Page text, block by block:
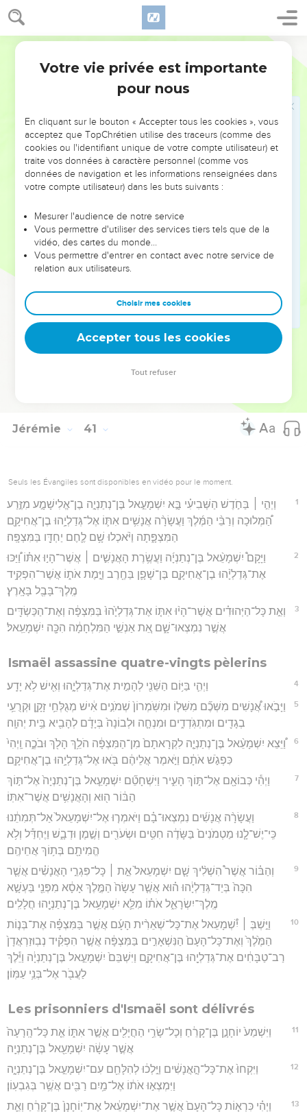
Jérémie 40
וְאַתֶּ֡ם אִסְפוּ֩ יַ֨יִן וְקַ֜יִץ וְשֶׁ֗מֶן וְשִׂ֙מוּ֙ בִּכְלֵיכֶ֔ם וּשְׁב֖וּ בְּעָרֵיכֶ֥ם
וְגַ֣ם כָּֽל־הַיְּהוּדִ֡ים אֲשֶׁר־בְּמוֹאָ֣ב ׀ וּבִבְנֵֽי־עַמּ֨וֹן וּבֶאֱד֜וֹם וַאֲשֶׁ֤ר
בְּכָל־הָֽאֲרָצוֹת֙ שָֽׁמְע֔וּ כִּֽי־נָתַ֧ן מֶֽלֶךְ־בָּבֶ֛ל שְׁאֵרִ֖ית לִֽיהוּדָ֑ה וְכִי֙ הִפְקִ֣יד
עֲלֵיהֶ֔ם אֶת־גְּדַלְיָ֖הוּ בֶּן־אֲחִיקָ֥ם בֶּן־שָׁפָֽן׃
12
אֶֽרֶץ־יְהוּדָ֛ה אֶל־גְּדַלְיָ֖הוּ הַמִּצְפָּ֑תָה וַיַּאַסְפ֛וּ יַ֥יִן וָקַ֖יִץ הַרְבֵּ֥ה מְאֹֽד׃
L'assassinat de Guedalia
וְיֽוֹחָנָן֙ בֶּן־קָרֵ֔חַ וְכָל־שָׂרֵ֥י הַחֲיָלִ֖ים אֲשֶׁ֣ר בַּשָּׂדֶ֑ה בָּ֥אוּ אֶל־גְּדַלְיָ֖הוּ
וַיֹּאמְר֣וּ אֵלָ֗יו הֲיָדֹ֤עַ תֵּדַע֙ כִּ֞י בַּעֲלִ֣יס ׀ מֶ֣לֶךְ בְּנֵֽי־עַמּ֗וֹן שָׁלַח֙
אֶת־יִשְׁמָעֵ֣אל בֶּן־נְתַנְיָ֔ה לְהַכֹּתְךָ֖ נָ֑פֶשׁ וְלֹא־הֶאֱמִ֣ין לָהֶ֔ם גְּדַלְיָ֖הוּ
בֶּן־אֲחִיקָֽם׃
וְיוֹחָנָ֣ן בֶּן־קָרֵ֡חַ אָמַ֣ר אֶל־גְּדַלְיָהוּ֩ בַסֵּ֨תֶר בַּמִּצְפָּ֜ה לֵאמֹ֗ר אֵ֤לְכָה נָּא֙
כָּל־יְהוּדָ֔ה הַנִּקְבָּצִ֣ים אֵלֶ֔יךָ וְאָבְדָ֖ה שְׁאֵרִ֥ית יְהוּדָֽה׃
וַיֹּ֨אמֶר גְּדַלְיָ֤הוּ בֶן־אֲחִיקָם֙ אֶל־יוֹחָנָ֣ן בֶּן־קָרֵ֔חַ אַֽל־*תעש **תַּעֲשֵׂ֖ה
אֶת־הַדָּבָ֣ר הַזֶּ֑ה כִּֽי־שֶׁ֛קֶר אַתָּ֥ה דֹבֵ֖ר אֶל־יִשְׁמָעֵֽאל׃
Hébreu : © Westminster Leningrad Codex - tanach.us --- Grec : © 2010 by the
Jérémie 41
Seuls les Évangiles sont disponibles en vidéo pour le moment.
1
וַיְהִ֣י ׀ בַּחֹ֣דֶשׁ הַשְּׁבִיעִ֗י בָּ֣א יִשְׁמָעֵ֣אל בֶּן־נְתַנְיָ֣ה בֶן־אֱלִישָׁמָ֣ע מִזֶּ֣רַע
הַ֠מְּלוּכָה וְרַבֵּ֨י הַמֶּ֜לֶךְ וַעֲשָׂרָ֨ה אֲנָשִׁ֥ים אִתּ֛וֹ אֶל־גְּדַלְיָ֥הוּ בֶן־אֲחִיקָ֖ם
הַמִּצְפָּ֑תָה וַיֹּ֨אכְלוּ שָׁ֥ם לֶ֛חֶם יַחְדָּ֖ו בַּמִּצְפָּֽה׃
2
וַיָּקָם֩ יִשְׁמָעֵ֨אל בֶּן־נְתַנְיָ֜ה וַעֲשֶׂ֥רֶת הָאֲנָשִׁ֣ים ׀ אֲשֶׁר־הָי֣וּ אִתּ֗וֹ וַ֠יַּכּוּ
אֶת־גְּדַלְיָ֨הוּ בֶן־אֲחִיקָ֧ם בֶּן־שָׁפָ֛ן בַּחֶ֖רֶב וַיָּ֣מֶת אֹת֑וֹ אֲשֶׁר־הִפְקִ֥יד
מֶֽלֶךְ־בָּבֶ֖ל בָּאָֽרֶץ׃
3
וְאֵ֣ת כָּל־הַיְּהוּדִ֗ים אֲשֶׁר־הָי֨וּ אִתּ֤וֹ אֶת־גְּדַלְיָ֙הוּ֙ בַּמִּצְפָּ֔ה וְאֶת־הַכַּשְׂדִּ֖ים
אֲשֶׁ֣ר נִמְצְאוּ־שָׁ֑ם אֵ֚ת אַנְשֵׁ֣י הַמִּלְחָמָ֔ה הִכָּ֖ה יִשְׁמָעֵֽאל׃
Ismaël assassine quatre-vingts pèlerins
4 וַיְהִ֛י בַּיּ֥וֹם הַשֵּׁנִ֖י לְהָמִ֣ית אֶת־גְּדַלְיָ֑הוּ וְאִ֖ישׁ לֹ֥א יָדָֽע׃
5
וַיָּבֹ֣אוּ אֲ֠נָשִׁים מִשְּׁכֶ֞ם מִשִּׁל֤וֹ וּמִשֹּֽׁמְרוֹן֙ שְׁמֹנִ֣ים אִ֔ישׁ מְגֻלְּחֵ֥י זָקָ֛ן וּקְרֻעֵ֥י
בְגָדִ֖ים וּמִתְגֹּֽדְדִ֑ים וּמִנְחָ֤ה וּלְבוֹנָה֙ בְּיָדָ֔ם לְהָבִ֖יא בֵּ֥ית יְהוָֽה׃
6
וַ֠יֵּצֵא יִשְׁמָעֵ֨אל בֶּן־נְתַנְיָ֤ה לִקְרָאתָם֙ מִן־הַמִּצְפָּ֔ה הֹלֵ֥ךְ הָלֹ֖ךְ וּבֹכֶ֑ה וַֽיְהִי֙
כִּפְגֹ֣שׁ אֹתָ֔ם וַיֹּ֣אמֶר אֲלֵיהֶ֔ם בֹּ֖אוּ אֶל־גְּדַלְיָ֥הוּ בֶן־אֲחִיקָֽם׃
7
וַיְהִ֕י כְּבוֹאָ֖ם אֶל־תּ֣וֹךְ הָעִ֑יר וַיִּשְׁחָטֵ֞ם יִשְׁמָעֵ֤אל בֶּן־נְתַנְיָה֙ אֶל־תּ֣וֹךְ
הַבּ֔וֹר ה֖וּא וְהָאֲנָשִׁ֥ים אֲשֶׁר־אִתּֽוֹ׃
8
וַעֲשָׂרָ֨ה אֲנָשִׁ֜ים נִמְצְאוּ־בָ֗ם וַיֹּאמְר֤וּ אֶל־יִשְׁמָעֵאל֙ אַל־תְּמִתֵ֔נוּ
כִּֽי־יֶשׁ־לָ֤נוּ מַטְמֹנִים֙ בַּשָּׂדֶ֔ה חִטִּ֥ים וּשְׂעֹרִ֖ים וְשֶׁ֣מֶן וּדְבָ֑שׁ וַיֶּחְדַּ֕ל וְלֹ֥א
הֱמִיתָ֖ם בְּת֥וֹךְ אֲחֵיהֶֽם׃
9
וְהַבּ֗וֹר אֲשֶׁר֩ הִשְׁלִ֨יךְ שָׁ֤ם יִשְׁמָעֵאל֙ אֵ֣ת ׀ כָּל־פִּגְרֵ֣י הָאֲנָשִׁ֗ים אֲשֶׁ֤ר
הִכָּה֙ בְּיַד־גְּדַלְיָ֔הוּ ה֗וּא אֲשֶׁ֤ר עָשָׂה֙ הַמֶּ֣לֶךְ אָסָ֔א מִפְּנֵ֖י בַּעְשָׁ֣א
מֶֽלֶךְ־יִשְׂרָאֵ֑ל אֹת֗וֹ מִלֵּ֛א יִשְׁמָעֵ֥אל בֶּן־נְתַנְיָ֖הוּ חֲלָלִֽים׃
10
וַיִּ֣שְׁבְּ ׀ יִ֠שְׁמָעֵאל אֶת־כָּל־שְׁאֵרִ֨ית הָעָ֜ם אֲשֶׁ֣ר בַּמִּצְפָּ֗ה אֶת־בְּנ֤וֹת
הַמֶּ֙לֶךְ֙ וְאֶת־כָּל־הָעָם֙ הַנִּשְׁאָרִ֣ים בַּמִּצְפָּ֔ה אֲשֶׁ֣ר הִפְקִ֗יד נְבֽוּזַרְאֲדָן֙
רַב־טַבָּחִ֔ים אֶת־גְּדַלְיָ֖הוּ בֶּן־אֲחִיקָ֑ם וַיִּשְׁבֵּם֙ יִשְׁמָעֵ֣אל בֶּן־נְתַנְיָ֔ה וַיֵּ֕לֶךְ
לַעֲבֹ֖ר אֶל־בְּנֵ֥י עַמּֽוֹן׃
Les prisonniers d'Ismaël sont délivrés
11
וַיִּשְׁמַע֙ יוֹחָנָ֣ן בֶּן־קָרֵ֔חַ וְכָל־שָׂרֵ֥י הַחֲיָלִ֖ים אֲשֶׁ֣ר אִתּ֑וֹ אֵ֤ת כָּל־הָֽרָעָה֙
אֲשֶׁ֣ר עָשָׂ֔ה יִשְׁמָעֵ֖אל בֶּן־נְתַנְיָֽה׃
12
וַיִּקְחוּ֙ אֶת־כָּל־הָ֣אֲנָשִׁ֔ים וַיֵּ֣לְכ֔וּ לְהִלָּחֵ֖ם עִם־יִשְׁמָעֵ֣אל בֶּן־נְתַנְיָ֑ה
וַיִּמְצְא֣וּ אֹת֔וֹ אֶל־מַ֥יִם רַבִּ֖ים אֲשֶׁ֥ר בְּגִבְעֽוֹן׃
13
וַיְהִ֗י כִּרְא֤וֹת כָּל־הָעָם֙ אֲשֶׁ֣ר אֶת־יִשְׁמָעֵ֔אל אֶת־יֽוֹחָנָן֙ בֶּן־קָרֵ֔חַ וְאֵ֛ת
Votre vie privée est importante
pour nous
En cliquant sur le bouton « Accepter tous les cookies », vous
acceptez que TopChrétien utilise des traceurs (comme des
cookies ou l'identifiant unique de votre compte utilisateur) et
traite vos données à caractère personnel (comme vos
données de navigation et les informations renseignées dans
votre compte utilisateur) dans les buts suivants :
Mesurer l'audience de notre service
Vous permettre d'utiliser des services tiers tels que de la
vidéo, des cartes du monde…
Vous permettre d'entrer en contact avec notre service de
relation aux utilisateurs.
Choisir mes cookies
Accepter tous les cookies
Tout refuser